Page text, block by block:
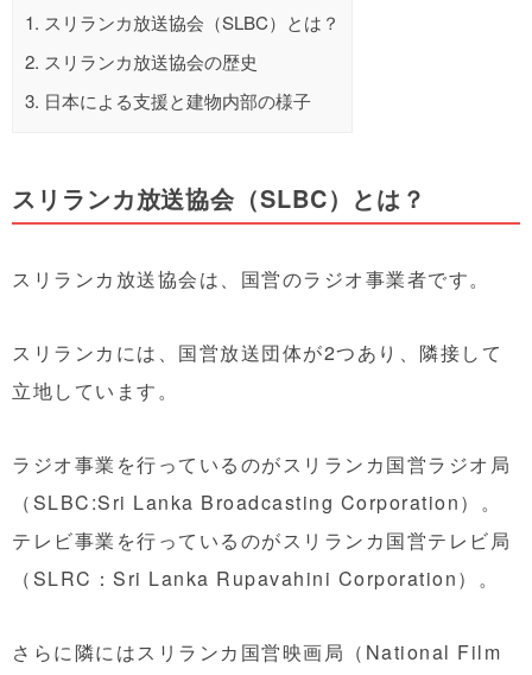
1. スリランカ放送協会（SLBC）とは？
2. スリランカ放送協会の歴史
3. 日本による支援と建物内部の様子
スリランカ放送協会（SLBC）とは？
スリランカ放送協会は、国営のラジオ事業者です。
スリランカには、国営放送団体が2つあり、隣接して
立地しています。
ラジオ事業を行っているのがスリランカ国営ラジオ局
（SLBC:Sri Lanka Broadcasting Corporation）。
テレビ事業を行っているのがスリランカ国営テレビ局
（SLRC：Sri Lanka Rupavahini Corporation）。
さらに隣にはスリランカ国営映画局（National Film